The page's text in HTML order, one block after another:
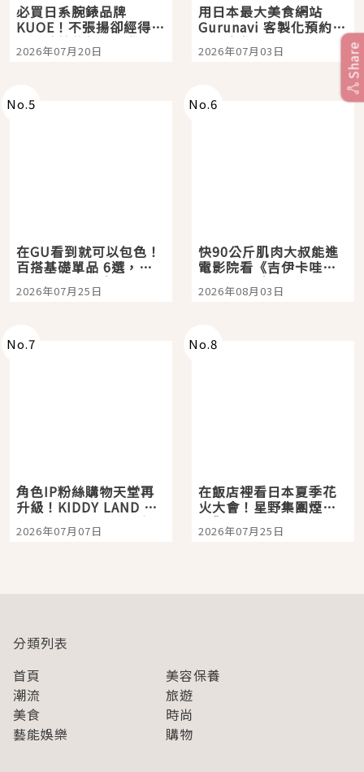
必買日系腕錶品牌
KUOE！不張揚卻經得起
時間洗鍊的經典之作五
選
2026年07月20日
用日本最大美食網站
Gurunavi 客製化預約九
大都市餐廳，打造專屬
美食體驗！
2026年07月03日
No.5
在GU看到就可以包色！
百搭基礎單品 6選，閉
眼全收也不心疼
2026年07月25日
No.6
快90公斤肌肉大叔能進
電影院看《吉伊卡哇》
嗎？日本重金屬樂團
「打首」會長與nagano
2026年08月03日
No.7
角色IP粉絲購物天堂再
升級！KIDDY LAND 原
宿店吉伊卡哇迎客，新
開幕 OMOKADO 店3分
2026年07月07日
No.8
在飯店裡看日本夏季花
火大會！星野集團煙火
景觀飯店6選，讓你不用
人擠人悠閒欣賞
2026年07月25日
Share
分類列表
首頁
美容保養
潮流
旅遊
美食
時尚
藝能娛樂
購物